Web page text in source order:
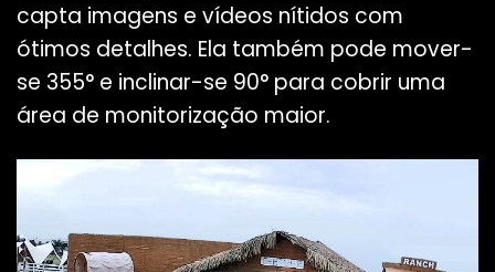
capta imagens e vídeos nítidos com
ótimos detalhes. Ela também pode mover-
se 355° e inclinar-se 90° para cobrir uma
área de monitorização maior.